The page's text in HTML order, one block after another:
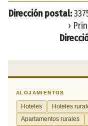
Dirección postal:
›